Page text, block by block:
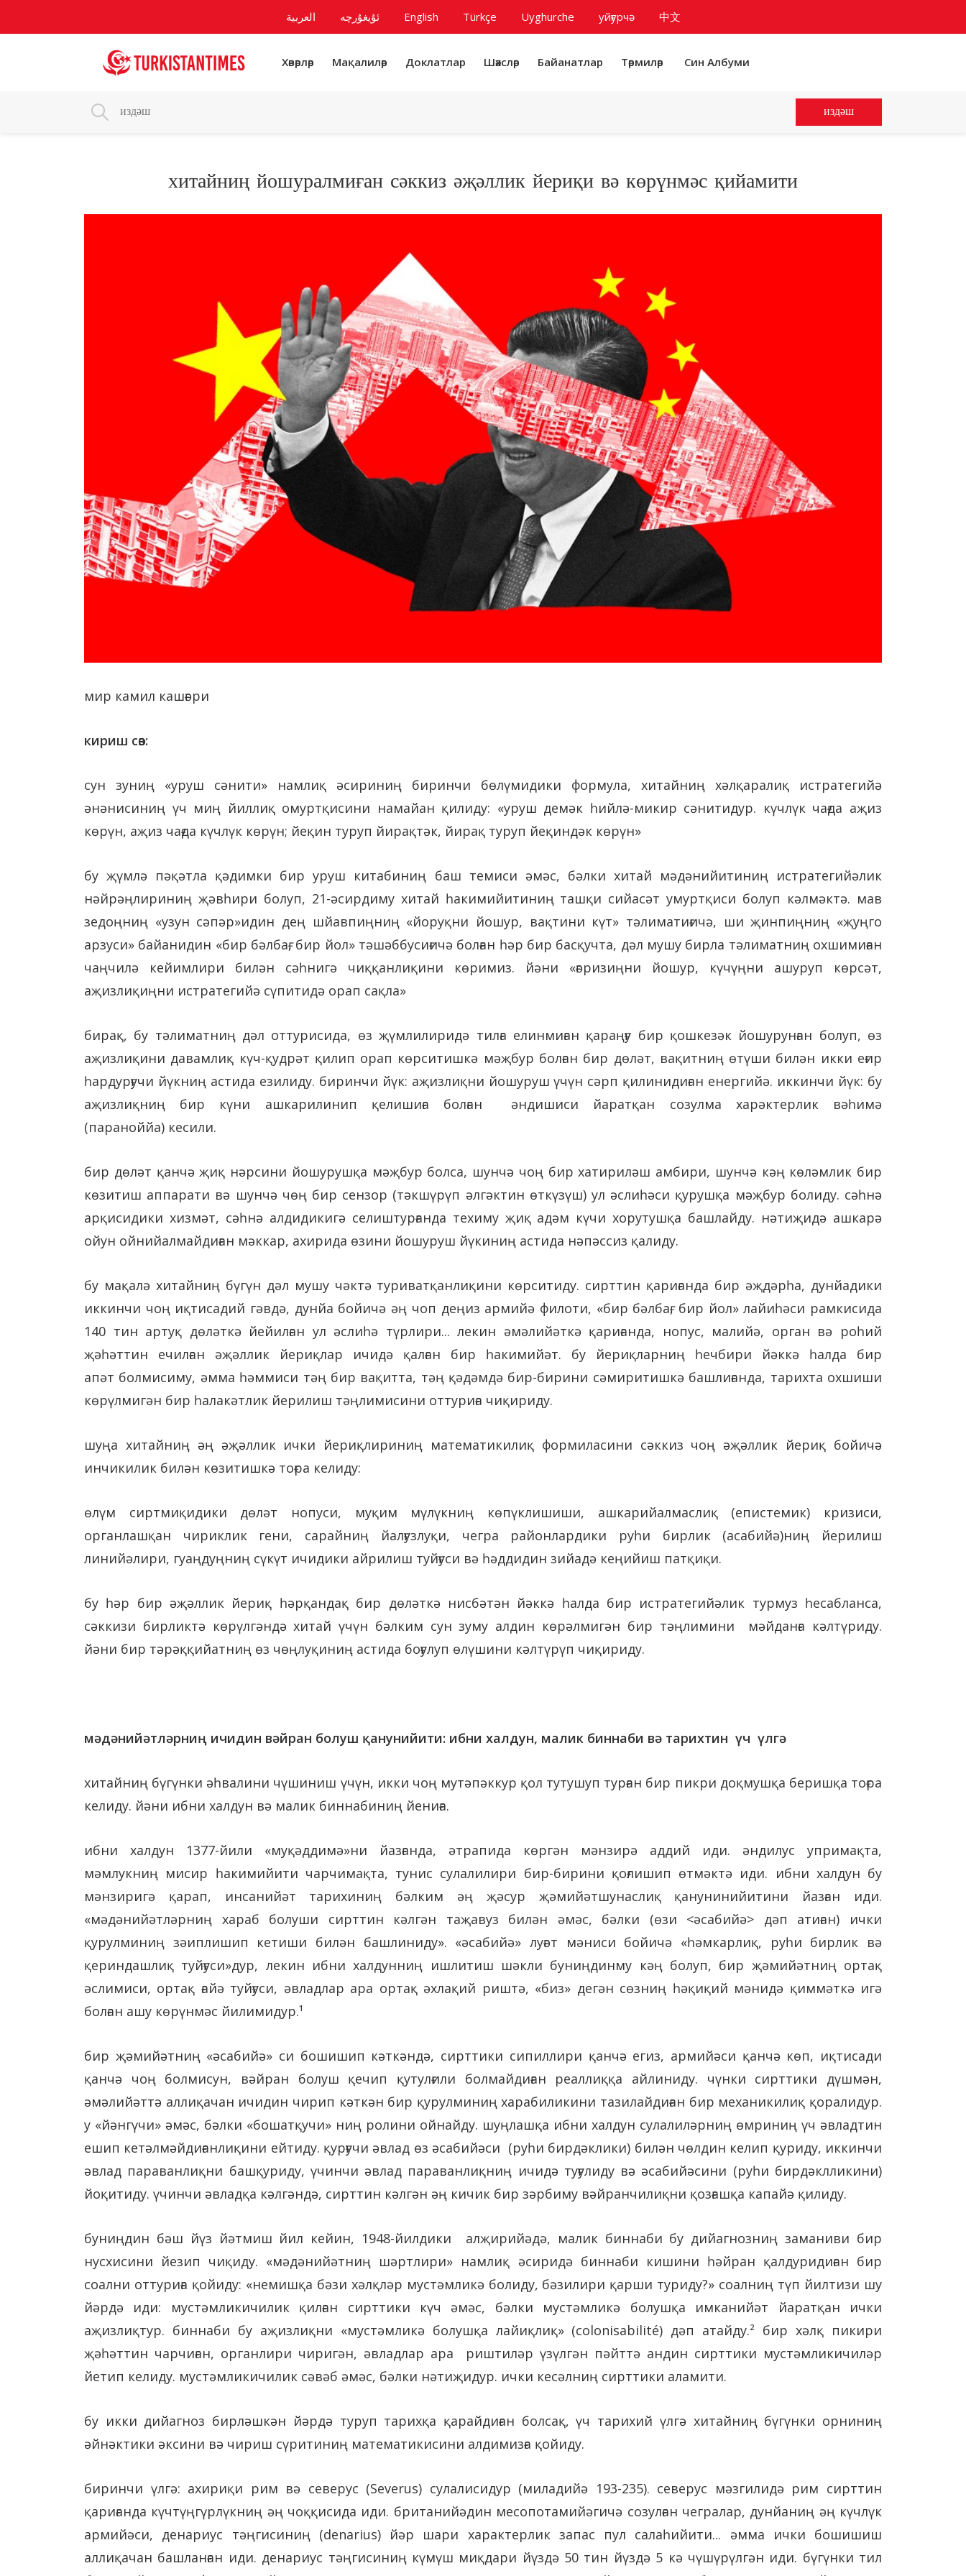
العربية ئۇيغۇرچە English Türkçe Uyghurche уйғурчә 中文
Хәвәрләр Мақалиләр Доклатлар Шәхсләр Байанатлар Тәрмиләр Син Албуми
издәш
хитайниң йошуралмиған сәккиз әҗәллик йериқи вә көрүнмәс қийамити
мир камил кашғәри
кириш сөз:
сун зуниң «уруш сәнити» намлиқ әсириниң биринчи бөлүмидики формула, хитайниң хәлқаралиқ истратегийә
әнәнисиниң үч миң йиллиқ омуртқисини намайан қилиду: «уруш демәк һийлә-микир сәнитидур. күчлүк чағда аҗиз
көрүн, аҗиз чағда күчлүк көрүн; йеқин туруп йирақтәк, йирақ туруп йеқиндәк көрүн»
бу җүмлә пәқәтла қәдимки бир уруш китабиниң баш темиси әмәс, бәлки хитай мәдәнийитиниң истратегийәлик
нәйрәңлириниң җәвһири болуп, 21-әсирдиму хитай һакимийитиниң ташқи сийасәт умуртқиси болуп кәлмәктә. мав
зедоңниң «узун сәпәр»идин дең шйавпиңниң «йоруқни йошур, вақтини күт» тәлиматиғичә, ши җинпиңниң «җуңго
арзуси» байанидин «бир бәлбағ, бир йол» тәшәббусиғичә болған һәр бир басқучта, дәл мушу бирла тәлиматниң охшимиған
чаңчилә кейимлири билән сәһнигә чиққанлиқини көримиз. йәни «ғәризиңни йошур, күчүңни ашуруп көрсәт,
аҗизлиқиңни истратегийә сүпитидә орап сақла»
бирақ, бу тәлиматниң дәл оттурисида, өз җүмлилиридә тилға елинмиған қараңғу бир қошкезәк йошурунған болуп, өз
аҗизлиқини давамлиқ күч-қудрәт қилип орап көрситишкә мәҗбур болған бир дөләт, вақитниң өтүши билән икки еғир
һардурғучи йүкниң астида езилиду. биринчи йүк: аҗизлиқни йошуруш үчүн сәрп қилинидиған енергийә. иккинчи йүк: бу
аҗизлиқниң бир күни ашкарилинип қелишиға болған әндишиси йаратқан созулма харәктерлик вәһимә
(параноййа) кесили.
бир дөләт қанчә җиқ нәрсини йошурушқа мәҗбур болса, шунчә чоң бир хатириләш амбири, шунчә кәң көләмлик бир
көзитиш аппарати вә шунчә чөң бир сензор (тәкшүрүп әлгәктин өткүзүш) ул әслиһәси қурушқа мәҗбур болиду. сәһнә
арқисидики хизмәт, сәһнә алдидикигә селиштурғанда техиму җиқ адәм күчи хорутушқа башлайду. нәтиҗидә ашкарә
ойун ойнийалмайдиған мәккар, ахирида өзини йошуруш йүкиниң астида нәпәссиз қалиду.
бу мақалә хитайниң бүгүн дәл мушу чәктә туриватқанлиқини көрситиду. сирттин қариғанда бир әҗдәрһа, дунйадики
иккинчи чоң иқтисадий гәвдә, дунйа бойичә әң чоп деңиз армийә филоти, «бир бәлбағ, бир йол» лайиһәси рамкисида
140 тин артуқ дөләткә йейилған ул әслиһә түрлири... лекин әмәлийәткә қариғанда, нопус, малийә, орган вә роһий
җәһәттин ечилған әҗәллик йериқлар ичидә қалған бир һакимийәт. бу йериқларниң һечбири йәккә һалда бир
апәт болмисиму, әмма һәммиси тәң бир вақитта, тәң қәдәмдә бир-бирини сәмиритишкә башлиғанда, тарихта охшиши
көрүлмигән бир һалакәтлик йерилиш тәңлимисини оттуриға чиқириду.
шуңа хитайниң әң әҗәллик ички йериқлириниң математикилиқ формиласини сәккиз чоң әҗәллик йериқ бойичә
инчикилик билән көзитишкә тоғра келиду:
өлүм сиртмиқидики дөләт нопуси, муқим мүлүкниң көпүклишиши, ашкарийалмаслиқ (епистемик) кризиси,
органлашқан чириклик гени, сарайниң йалғузлуқи, чегра районлардики руһи бирлик (асабийә)ниң йерилиш
линийәлири, гуаңдуңниң сүкүт ичидики айрилиш туйғуси вә һәддидин зийадә кеңийиш патқиқи.
бу һәр бир әҗәллик йериқ һәрқандақ бир дөләткә нисбәтән йәккә һалда бир истратегийәлик турмуз һесабланса,
сәккизи бирликтә көрүлгәндә хитай үчүн бәлким сун зуму алдин көрәлмигән бир тәңлимини мәйданға кәлтүриду.
йәни бир тәрәққийатниң өз чөңлуқиниң астида боғулуп өлүшини кәлтүрүп чиқириду.
мәдәнийәтләрниң ичидин вәйран болуш қанунийити: ибни халдун, малик биннаби вә тарихтин үч үлгә
хитайниң бүгүнки әһвалини чүшиниш үчүн, икки чоң мутәпәккур қол тутушуп турған бир пикри доқмушқа беришқа тоғра
келиду. йәни ибни халдун вә малик биннабиниң йениға.
ибни халдун 1377-йили «муқәддимә»ни йазғанда, әтрапида көргән мәнзирә аддий иди. әндилус упримақта,
мәмлукниң мисир һакимийити чарчимақта, тунис сулалилири бир-бирини қоғлишип өтмәктә иди. ибни халдун бу
мәнзиригә қарап, инсанийәт тарихиниң бәлким әң җәсур җәмийәтшунаслиқ қанунинийитини йазған иди.
«мәдәнийәтләрниң хараб болуши сирттин кәлгән таҗавуз билән әмәс, бәлки (өзи <әсабийә> дәп атиған) ички
қурулминиң зәиплишип кетиши билән башлиниду». «әсабийә» луғәт мәниси бойичә «һәмкарлиқ, руһи бирлик вә
қериндашлиқ туйғуси»дур, лекин ибни халдунниң ишлитиш шәкли буниңдинму кәң болуп, бир җәмийәтниң ортақ
әслимиси, ортақ ғайә туйғуси, әвладлар ара ортақ әхлақий риштә, «биз» дегән сөзниң һәқиқий мәнидә қиммәткә игә
болған ашу көрүнмәс йилимидур.¹
бир җәмийәтниң «әсабийә» си бошишип кәткәндә, сирттики сипиллири қанчә егиз, армийәси қанчә көп, иқтисади
қанчә чоң болмисун, вәйран болуш қечип қутулғили болмайдиған реаллиққа айлиниду. чүнки сирттики дүшмән,
әмәлийәттә аллиқачан ичидин чирип кәткән бир қурулминиң харабиликини тазилайдиған бир механикилиқ қоралидур.
у «йәнгүчи» әмәс, бәлки «бошатқучи» ниң ролини ойнайду. шуңлашқа ибни халдун сулалиләрниң өмриниң үч әвладтин
ешип кетәлмәйдиғанлиқини ейтиду. қурғучи әвлад өз әсабийәси (руһи бирдәклики) билән чөлдин келип қуриду, иккинчи
әвлад параванлиқни башқуриду, үчинчи әвлад параванлиқниң ичидә туғулиду вә әсабийәсини (руһи бирдәклликини)
йоқитиду. үчинчи әвладқа кәлгәндә, сирттин кәлгән әң кичик бир зәрбиму вәйранчилиқни қозғашқа капайә қилиду.
буниңдин бәш йүз йәтмиш йил кейин, 1948-йилдики алҗирийәдә, малик биннаби бу дийагнозниң заманиви бир
нусхисини йезип чиқиду. «мәдәнийәтниң шәртлири» намлиқ әсиридә биннаби кишини һәйран қалдуридиған бир
соални оттуриға қойиду: «немишқа бәзи хәлқләр мустәмликә болиду, бәзилири қарши туриду?» соалниң түп йилтизи шу
йәрдә иди: мустәмликичилик қилған сирттики күч әмәс, бәлки мустәмликә болушқа имканийәт йаратқан ички
аҗизлиқтур. биннаби бу аҗизлиқни «мустәмликә болушқа лайиқлиқ» (colonisabilité) дәп атайду.² бир хәлқ пикири
җәһәттин чарчиған, органлири чиригән, әвладлар ара риштиләр үзүлгән пәйттә андин сирттики мустәмликичиләр
йетип келиду. мустәмликичилик сәвәб әмәс, бәлки нәтиҗидур. ички кесәлниң сирттики аламити.
бу икки дийагноз бирләшкән йәрдә туруп тарихқа қарайдиған болсақ, үч тарихий үлгә хитайниң бүгүнки орниниң
әйнәктики әксини вә чириш сүритиниң математикисини алдимизға қойиду.
биринчи үлгә: ахириқи рим вә северус (Severus) сулалисидур (миладийә 193-235). северус мәзгилидә рим сирттин
қариғанда күчтүңгүрлүкниң әң чоққисида иди. британийәдин месопотамийәгичә созулған чегралар, дунйаниң әң күчлүк
армийәси, денариус тәңгисиниң (denarius) йәр шари характерлик запас пул салаһийити... әмма ички бошишиш
аллиқачан башланған иди. денариус тәңгисиниң күмүш миқдари йүздә 50 тин йүздә 5 кә чүшүрүлгән иди. бүгүнки тил